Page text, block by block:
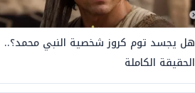
هل يجسد توم كروز شخصية النبي محمد؟..
الحقيقة الكاملة